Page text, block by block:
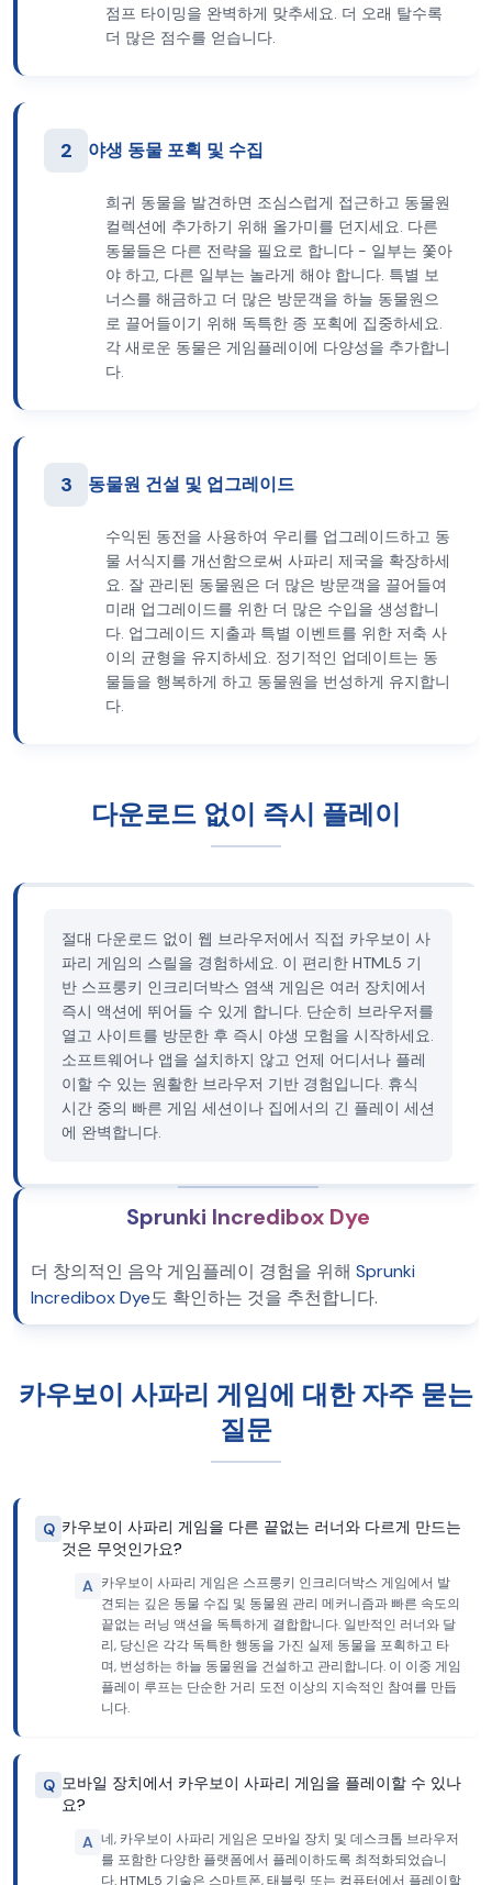
점프 타이밍을 완벽하게 맞추세요. 더 오래 탈수록
더 많은 점수를 얻습니다.
2 야생 동물 포획 및 수집
희귀 동물을 발견하면 조심스럽게 접근하고 동물원
컬렉션에 추가하기 위해 올가미를 던지세요. 다른
동물들은 다른 전략을 필요로 합니다 - 일부는 쫓아
야 하고, 다른 일부는 놀라게 해야 합니다. 특별 보
너스를 해금하고 더 많은 방문객을 하늘 동물원으
로 끌어들이기 위해 독특한 종 포획에 집중하세요.
각 새로운 동물은 게임플레이에 다양성을 추가합니
다.
3 동물원 건설 및 업그레이드
수익된 동전을 사용하여 우리를 업그레이드하고 동
물 서식지를 개선함으로써 사파리 제국을 확장하세
요. 잘 관리된 동물원은 더 많은 방문객을 끌어들여
미래 업그레이드를 위한 더 많은 수입을 생성합니
다. 업그레이드 지출과 특별 이벤트를 위한 저축 사
이의 균형을 유지하세요. 정기적인 업데이트는 동
물들을 행복하게 하고 동물원을 번성하게 유지합니
다.
다운로드 없이 즉시 플레이
절대 다운로드 없이 웹 브라우저에서 직접 카우보이 사
파리 게임의 스릴을 경험하세요. 이 편리한 HTML5 기
반 스프룽키 인크리더박스 염색 게임은 여러 장치에서
즉시 액션에 뛰어들 수 있게 합니다. 단순히 브라우저를
열고 사이트를 방문한 후 즉시 야생 모험을 시작하세요.
소프트웨어나 앱을 설치하지 않고 언제 어디서나 플레
이할 수 있는 원활한 브라우저 기반 경험입니다. 휴식
시간 중의 빠른 게임 세션이나 집에서의 긴 플레이 세션
에 완벽합니다.
Sprunki Incredibox Dye
더 창의적인 음악 게임플레이 경험을 위해 Sprunki
Incredibox Dye도 확인하는 것을 추천합니다.
카우보이 사파리 게임에 대한 자주 묻는
질문
Q 카우보이 사파리 게임을 다른 끝없는 러너와 다르게 만드는
것은 무엇인가요?
A 카우보이 사파리 게임은 스프룽키 인크리더박스 게임에서 발
견되는 깊은 동물 수집 및 동물원 관리 메커니즘과 빠른 속도의
끝없는 러닝 액션을 독특하게 결합합니다. 일반적인 러너와 달
리, 당신은 각각 독특한 행동을 가진 실제 동물을 포획하고 타
며, 번성하는 하늘 동물원을 건설하고 관리합니다. 이 이중 게임
플레이 루프는 단순한 거리 도전 이상의 지속적인 참여를 만듭
니다.
Q 모바일 장치에서 카우보이 사파리 게임을 플레이할 수 있나
요?
A 네, 카우보이 사파리 게임은 모바일 장치 및 데스크톱 브라우저
를 포함한 다양한 플랫폼에서 플레이하도록 최적화되었습니
다. HTML5 기술은 스마트폰, 태블릿 또는 컴퓨터에서 플레이할